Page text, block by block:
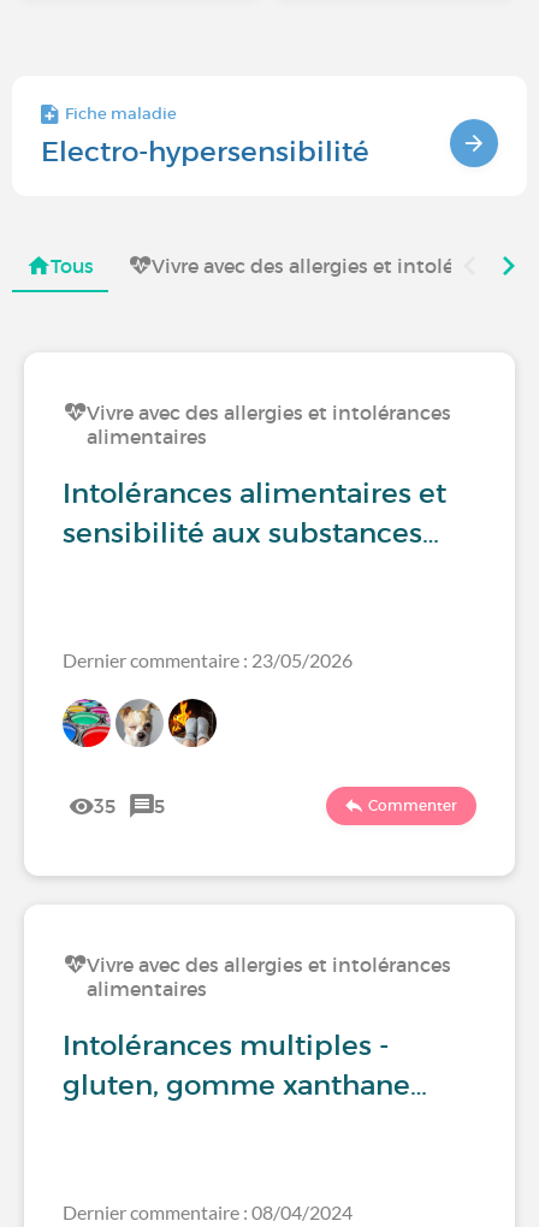
Fiche maladie
Electro-hypersensibilité
Tous Vivre avec des allergies et intolérances
Vivre avec des allergies et intolérances
alimentaires
Intolérances alimentaires et
sensibilité aux substances…
Dernier commentaire : 23/05/2026
35 5 Commenter
Vivre avec des allergies et intolérances
alimentaires
Intolérances multiples -
gluten, gomme xanthane…
Dernier commentaire : 08/04/2024